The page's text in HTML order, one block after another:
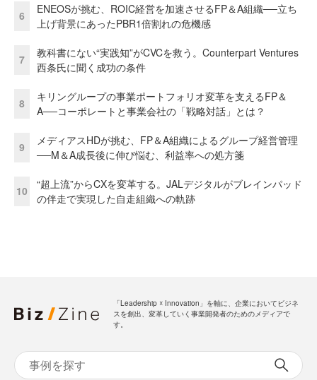
6
ENEOSが挑む、ROIC経営を加速させるFP＆A組織──立ち
上げ背景にあったPBR1倍割れの危機感
7
教科書にない“実践知”がCVCを救う。Counterpart Ventures
西条氏に聞く成功の条件
8
キリングループの事業ポートフォリオ変革を支えるFP＆
A──コーポレートと事業会社の「戦略対話」とは？
9
メディアスHDが挑む、FP＆A組織によるグループ経営管理
──M＆A成長後に伸び悩む、利益率への処方箋
10
“超上流”からCXを変革する。JALデジタルがブレインパッド
の伴走で実現した自走組織への軌跡
「Leadership ☓ Innovation」を軸に、企業においてビジネ
スを創出、変革していく事業開発者のためのメディアで
す。